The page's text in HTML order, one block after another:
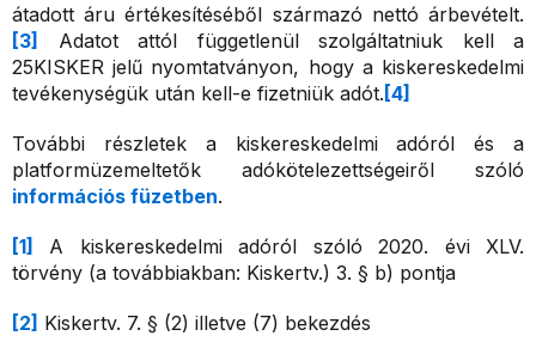
átadott áru értékesítéséből származó nettó árbevételt.
[3]
Adatot attól függetlenül szolgáltatniuk kell a
25KISKER jelű nyomtatványon, hogy a kiskereskedelmi
tevékenységük után kell-e fizetniük adót. [4]
További részletek a kiskereskedelmi adóról és a
platformüzemeltetők adókötelezettségeiről szóló
információs füzetben.
[1]
A kiskereskedelmi adóról szóló 2020. évi XLV.
törvény (a továbbiakban: Kiskertv.) 3. § b) pontja
[2] Kiskertv. 7. § (2) illetve (7) bekezdés